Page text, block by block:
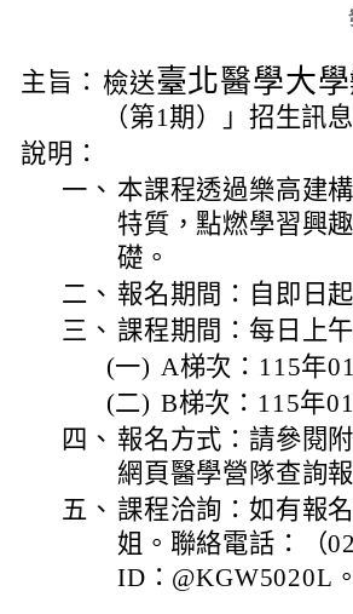
主旨： 檢送臺北醫學大學
（第1期）」招生訊
說明：
一、 本課程透過樂高建
特質，點燃學習興
礎。
二、 報名期間：自即日
三、 課程期間：每日上
(一) A梯次：115年
(二) B梯次：115年
四、 報名方式：請參閱
網頁醫學營隊查詢
五、 課程洽詢：如有報
姐。聯絡電話：（
ID：@KGW5020L。